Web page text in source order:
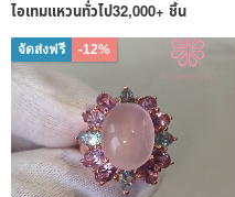
ไอเทมแหวนทั่วไป32,000+ ชิ้น
จัดส่งฟรี -12%